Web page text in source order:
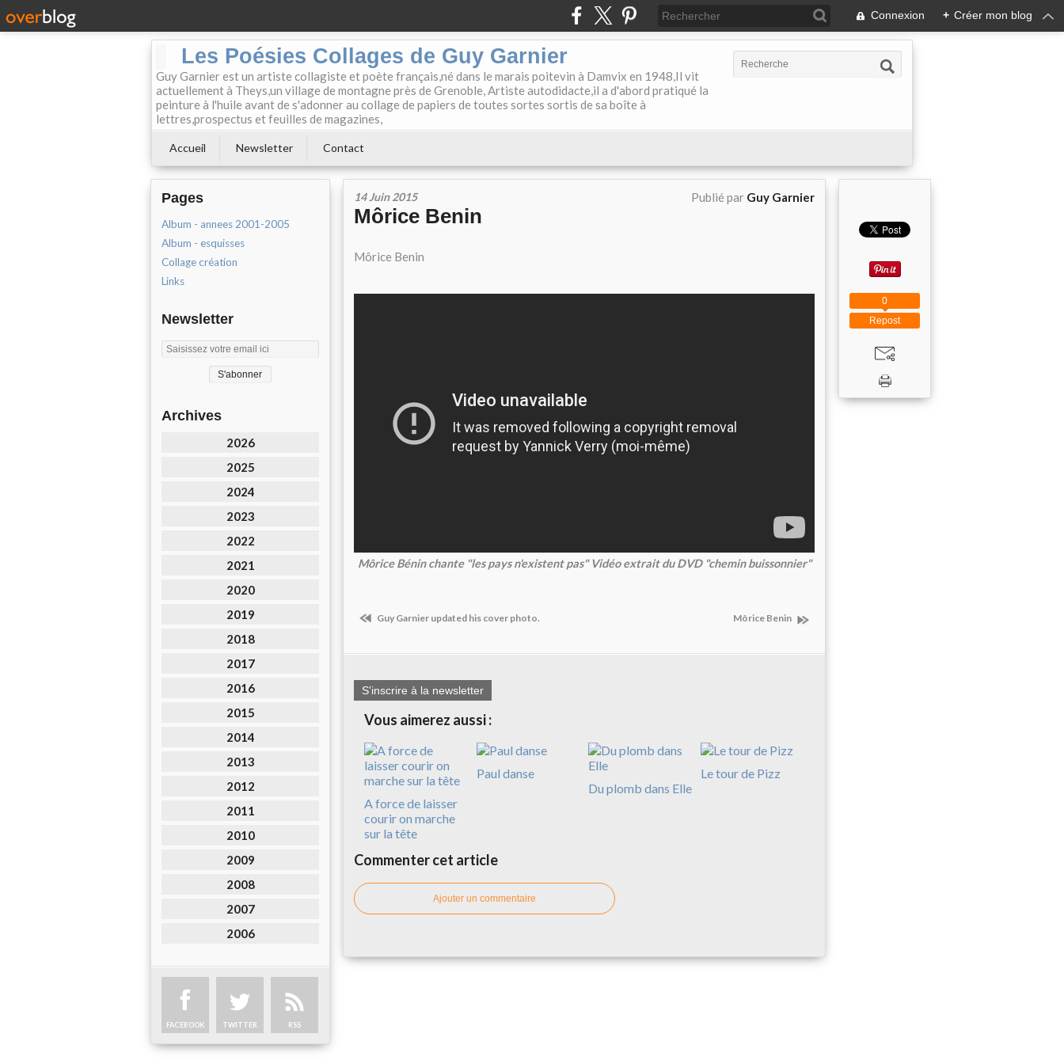
Connexion + Créer mon blog
Les Poésies Collages de Guy Garnier
Guy Garnier est un artiste collagiste et poète français,né dans le marais poitevin à Damvix en 1948,Il vit
actuellement à Theys,un village de montagne près de Grenoble, Artiste autodidacte,il a d'abord pratiqué la
peinture à l'huile avant de s'adonner au collage de papiers de toutes sortes sortis de sa boîte à
lettres,prospectus et feuilles de magazines,
Accueil Newsletter Contact
Pages
Album - annees 2001-2005
Album - esquisses
Collage création
Links
Newsletter
Archives
2026
2025
2024
2023
2022
2021
2020
2019
2018
2017
2016
2015
2014
2013
2012
2011
2010
2009
2008
2007
2006
FACEBOOK TWITTER RSS
14 Juin 2015 Publié par Guy Garnier
Môrice Benin
Môrice Benin
Môrice Bénin chante "les pays n'existent pas" Vidéo extrait du DVD "chemin buissonnier"
Guy Garnier updated his cover photo. Môrice Benin
S'inscrire à la newsletter
Vous aimerez aussi :
A force de laisser
courir on marche
sur la tête
Paul danse
Du plomb dans Elle
Le tour de Pizz
Commenter cet article
Ajouter un commentaire
Repost
0